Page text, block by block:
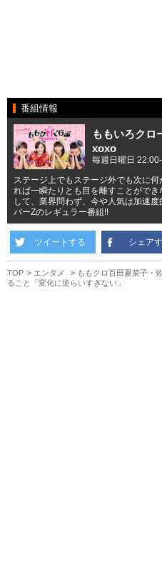
番組情報
ももいろク
xoxo
毎週日曜日
ステージ上でもステージ外でも次に
れば一瞬たりとも目を離すことがで
して、業界問わず、今や人気は加速
バーZのレギュラー番組!!
ツイートする シェア
TOP エンタメ
ももクロ百田夏菜子・
ること「変化に逆らいすぎない」